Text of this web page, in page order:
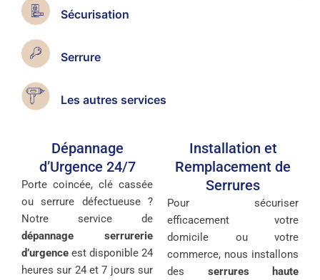
Sécurisation
Serrure
Les autres services
Dépannage
d’Urgence 24/7
Porte coincée, clé cassée
ou serrure défectueuse ?
Notre service de
dépannage serrurerie
d’urgence est disponible 24
heures sur 24 et 7 jours sur
Installation et
Remplacement de
Serrures
Pour sécuriser
efficacement votre
domicile ou votre
commerce, nous installons
des serrures haute